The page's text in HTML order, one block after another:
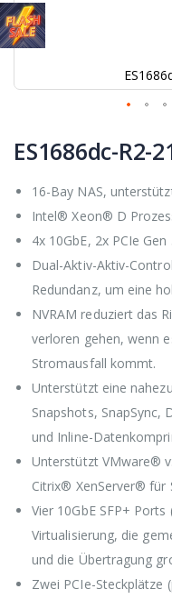
Anfang
der
springen
ES1686dc-R2-
16-Bay NAS,
Intel® Xeon® D
4x 10GbE, 2x PCIe
Dual-Aktiv-Aktiv-
Redundanz, um eine
NVRAM reduziert das
verloren gehen, wenn
Stromausfall kommt.
Unterstützt eine
Snapshots, SnapSync,
und Inline-
Unterstützt VMware®
Citrix® XenServer® für
Vier 10GbE SFP+
Virtualisierung, die
und die Übertragung
Zwei PCIe-Steckplätze